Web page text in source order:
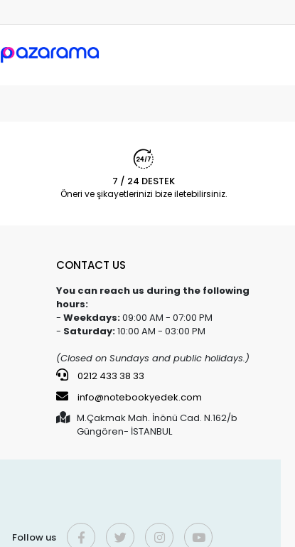
7 / 24 DESTEK
Öneri ve şikayetlerinizi bize iletebilirsiniz.
CONTACT US
You can reach us during the following
hours:
- Weekdays:09:00 AM - 07:00 PM
- Saturday:10:00 AM - 03:00 PM
(Closed on Sundays and public holidays.)
0212 433 38 33
info@notebookyedek.com
M.Çakmak Mah. İnönü Cad. N.162/b
Güngören- İSTANBUL
Follow us